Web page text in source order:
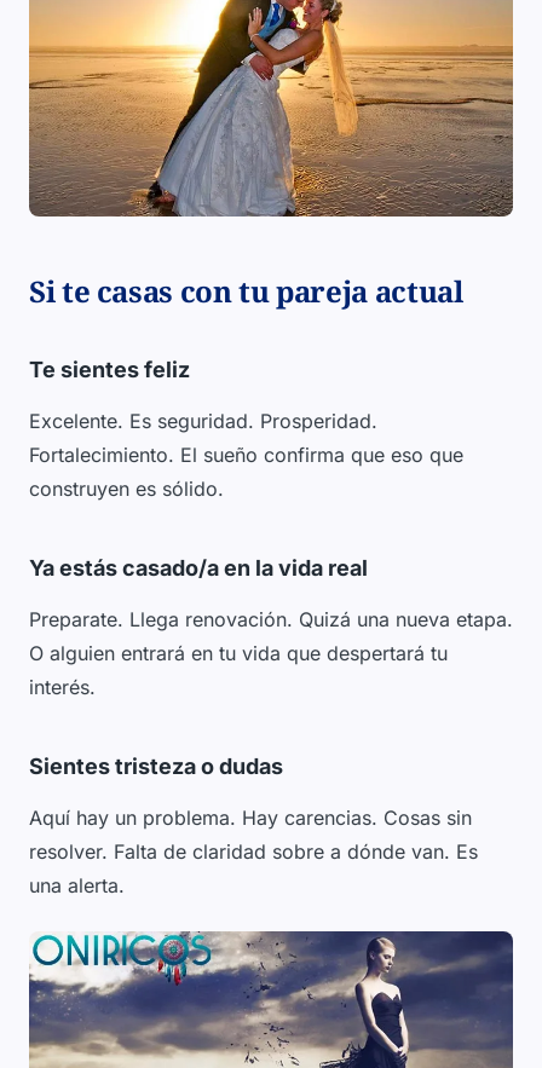
Si te casas con tu pareja actual
Te sientes feliz
Excelente. Es seguridad. Prosperidad.
Fortalecimiento. El sueño confirma que eso que
construyen es sólido.
Ya estás casado/a en la vida real
Preparate. Llega renovación. Quizá una nueva etapa.
O alguien entrará en tu vida que despertará tu
interés.
Sientes tristeza o dudas
Aquí hay un problema. Hay carencias. Cosas sin
resolver. Falta de claridad sobre a dónde van. Es
una alerta.